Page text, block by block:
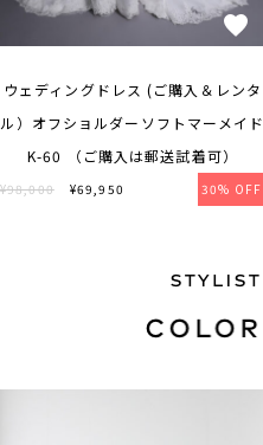
ウェディングドレス (ご購入＆レンタ
ル）オフショルダーソフトマーメイド
K-60 （ご購入は郵送試着可）
¥98,000 ¥69,950 30% OFF